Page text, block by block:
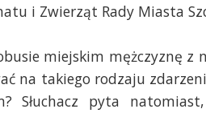
i Zwierząt Rady Miasta
miejskim mężczyznę z
na takiego rodzaju
Słuchacz pyta